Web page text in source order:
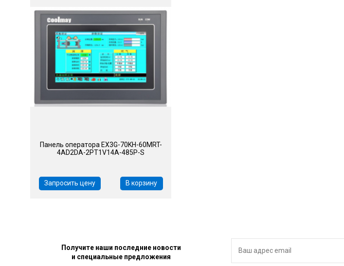
Панель оператора EX3G-70KH-60MRT-
4AD2DA-2PT1V14A-485P-S
Запросить цену В корзину
Получите наши последние новости
и специальные предложения